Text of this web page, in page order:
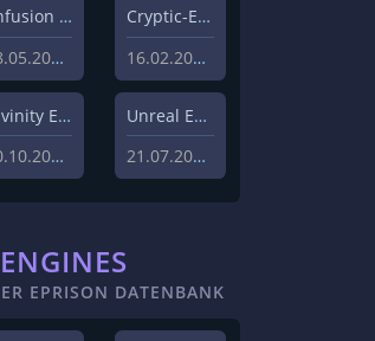
Enfusion Engine
18.05.2022
Cryptic-Engine
16.02.2021
Divinity Engine 2
10.10.2020
Unreal Engine 5
21.07.2020
EPRISON DATENBANK